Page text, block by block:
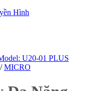
Hình
/ MICRO